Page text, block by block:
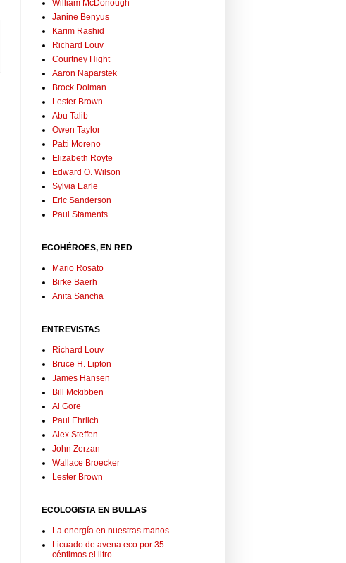
William McDonough
Janine Benyus
Karim Rashid
Richard Louv
Courtney Hight
Aaron Naparstek
Brock Dolman
Lester Brown
Abu Talib
Owen Taylor
Patti Moreno
Elizabeth Royte
Edward O. Wilson
Sylvia Earle
Eric Sanderson
Paul Staments
ECOHÉROES, EN RED
Mario Rosato
Birke Baerh
Anita Sancha
ENTREVISTAS
Richard Louv
Bruce H. Lipton
James Hansen
Bill Mckibben
Al Gore
Paul Ehrlich
Alex Steffen
John Zerzan
Wallace Broecker
Lester Brown
ECOLOGISTA EN BULLAS
La energía en nuestras manos
Licuado de avena eco por 35
céntimos el litro